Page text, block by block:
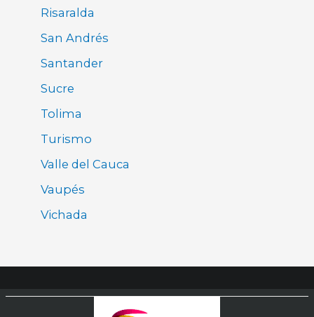
Risaralda
San Andrés
Santander
Sucre
Tolima
Turismo
Valle del Cauca
Vaupés
Vichada